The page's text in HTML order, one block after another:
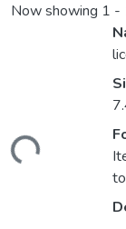
Now showing 1 -